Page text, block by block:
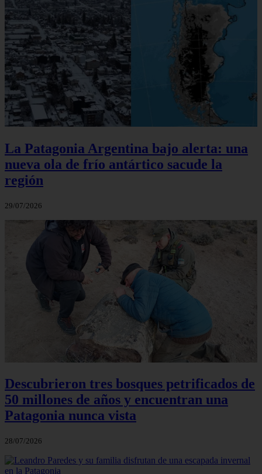
La Patagonia Argentina bajo alerta: una
nueva ola de frío antártico sacude la
región
29/07/2026
Descubrieron tres bosques petrificados de
50 millones de años y encuentran una
Patagonia nunca vista
28/07/2026